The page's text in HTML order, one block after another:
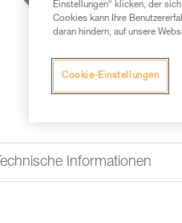
Informationen
Einstellungen“ klicken, der
Cookies kann Ihre
daran hindern, auf unsere
Cookie-Einstellungen